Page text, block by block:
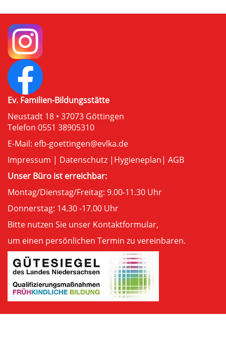
Ev. Familien-Bildungsstätte
Neustadt 18 • 37073 Göttingen
Telefon 0551 38905310
E-Mail: efb-goettingen@evlka.de
Impressum | Datenschutz | Hygieneplan| AGB
Unser Büro ist erreichbar:
Montag/Dienstag/Freitag: 9.00-11.30 Uhr
Donnerstag: 14.30 -17.00 Uhr
Bitte nutzen Sie unser Kontaktformular,
um einen persönlichen Termin zu vereinbaren.